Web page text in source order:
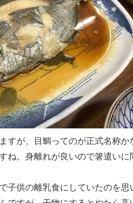
すが、目鯛ってのが正式名称か
ね。身離れが良いので箸遣い
子供の離乳食にしていたのを思